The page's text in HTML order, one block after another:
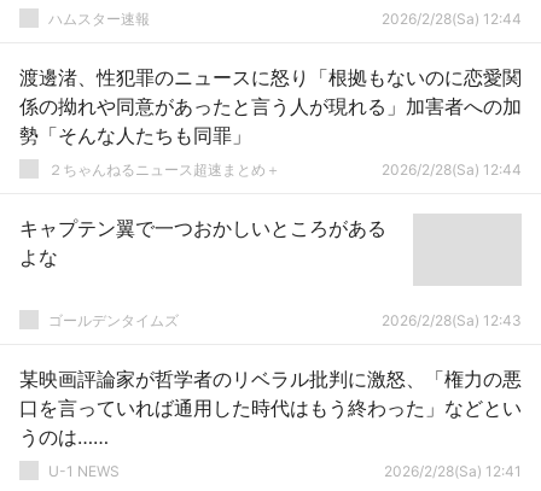
モｗｗｗｗｗｗｗｗｗ
ハムスター速報 2026/2/28(Sa) 12:44
渡邊渚、性犯罪のニュースに怒り「根拠もないのに恋愛関
係の拗れや同意があったと言う人が現れる」加害者への加
勢「そんな人たちも同罪」
２ちゃんねるニュース超速まとめ＋ 2026/2/28(Sa) 12:44
キャプテン翼で一つおかしいところがある
よな
ゴールデンタイムズ 2026/2/28(Sa) 12:43
某映画評論家が哲学者のリベラル批判に激怒、「権力の悪
口を言っていれば通用した時代はもう終わった」などとい
うのは……
U-1 NEWS 2026/2/28(Sa) 12:41